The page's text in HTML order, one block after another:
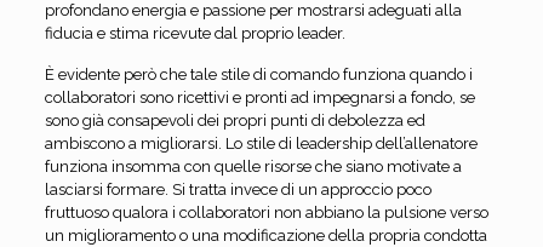
profondano energia e passione per mostrarsi adeguati alla
fiducia e stima ricevute dal proprio leader.
È evidente però che tale stile di comando funziona quando i
collaboratori sono ricettivi e pronti ad impegnarsi a fondo, se
sono già consapevoli dei propri punti di debolezza ed
ambiscono a migliorarsi. Lo stile di leadership dell’allenatore
funziona insomma con quelle risorse che siano motivate a
lasciarsi formare. Si tratta invece di un approccio poco
fruttuoso qualora i collaboratori non abbiano la pulsione verso
un miglioramento o una modificazione della propria condotta